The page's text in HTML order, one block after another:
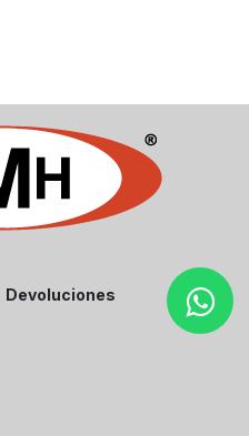
Devoluciones